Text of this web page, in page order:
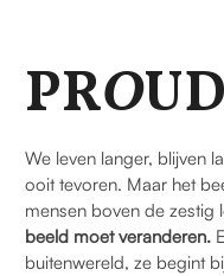
PRO
We leven langer, blijven
ooit tevoren. Maar het
mensen boven de
beeld moet veranderen.
buitenwereld, ze begint